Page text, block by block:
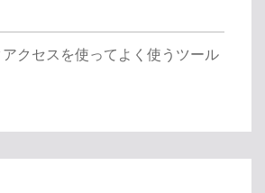
クセスを使ってよく使うツール